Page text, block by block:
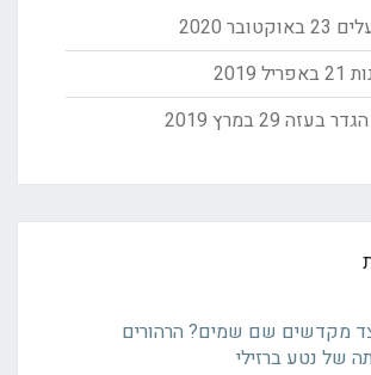
23 באוקטובר 2020
21 באפריל 2019
בעזה 29 במרץ 2019
מקדשים שם שמים? הרהורים
של נטע ברזילי